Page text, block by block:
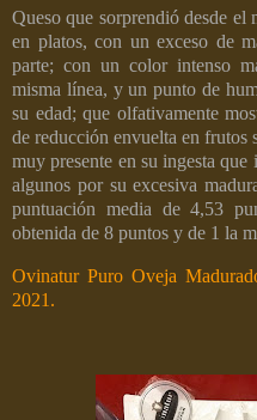
Queso que sorprendió desde el
en platos, con un exceso de
parte; con un color intenso
misma línea, y un punto de
su edad; que olfativamente
de reducción envuelta en frutos
muy presente en su ingesta
algunos por su excesiva
puntuación media de 4,53
obtenida de 8 puntos y de 1 la
Ovinatur Puro Oveja
2021.